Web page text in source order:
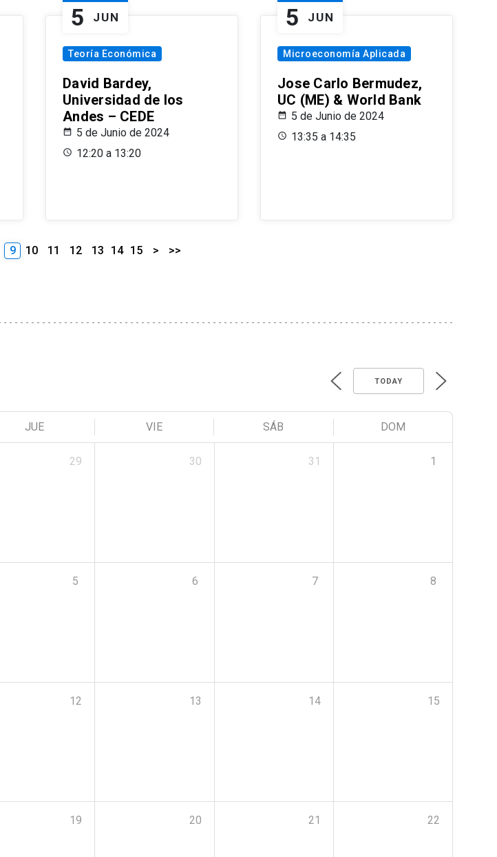
5 JUN
Teoría Económica
David Bardey,
Universidad de los
Andes – CEDE
5 de Junio de 2024
12:20 a 13:20
5 JUN
Microeconomía Aplicada
Jose Carlo Bermudez,
UC (ME) & World Bank
5 de Junio de 2024
13:35 a 14:35
9 10 11 12 13 14 15 > >>
TODAY
JUE VIE SÁB DOM
29 30 31 1
5 6 7 8
12 13 14 15
19 20 21 22